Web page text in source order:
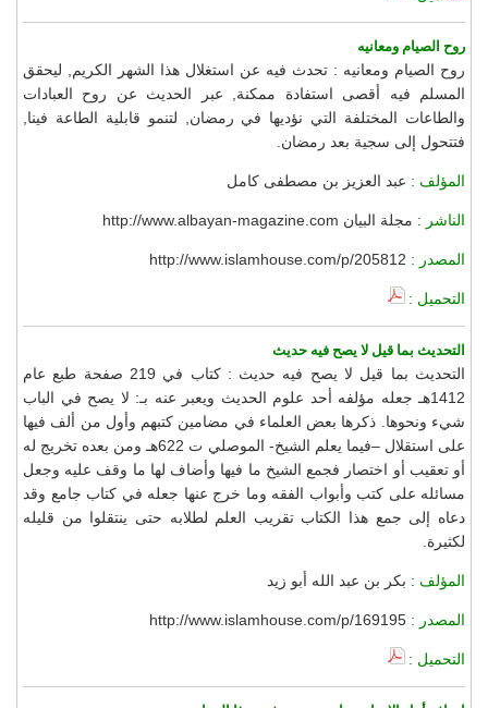
روح الصيام ومعانيه
روح الصيام ومعانيه : تحدث فيه عن استغلال هذا الشهر الكريم, ليحقق
المسلم فيه أقصى استفادة ممكنة, عبر الحديث عن روح العبادات
والطاعات المختلفة التي نؤديها في رمضان, لتنمو قابلية الطاعة فينا,
فتتحول إلى سجية بعد رمضان.
المؤلف : عبد العزيز بن مصطفى كامل
الناشر : مجلة البيان http://www.albayan-magazine.com
المصدر : http://www.islamhouse.com/p/205812
التحميل :
التحديث بما قيل لا يصح فيه حديث
التحديث بما قيل لا يصح فيه حديث : كتاب في 219 صفحة طبع عام
1412هـ جعله مؤلفه أحد علوم الحديث ويعبر عنه بـ: لا يصح في الباب
شيء ونحوها. ذكرها بعض العلماء في مضامين كتبهم وأول من ألف فيها
على استقلال –فيما يعلم الشيخ- الموصلي ت 622هـ ومن بعده تخريج له
أو تعقيب أو اختصار فجمع الشيخ ما فيها وأضاف لها ما وقف عليه وجعل
مسائله على كتب وأبواب الفقه وما خرج عنها جعله في كتاب جامع وقد
دعاه إلى جمع هذا الكتاب تقريب العلم لطلابه حتى ينتقلوا من قليله
لكثيرة.
المؤلف : بكر بن عبد الله أبو زيد
المصدر : http://www.islamhouse.com/p/169195
التحميل :